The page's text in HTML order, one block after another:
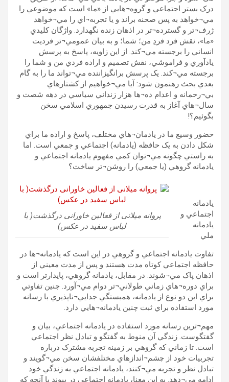
درک بستر اجتماعي و گروه¬هايي از «ما» است که موضوعي را
مي¬خواهد به پس صحنه براند و يا تجربه¬اي را مي¬خواهد
ژرف¬تر و گسترده¬تر در اذهان زنده نگهدارد. واژگان کليدي
«ما»، نقش فرد فردِ من؛ شما؛ و به بيان عمومي¬تر فرديت
انساني را برجسته مي¬کند. از اين زاويه، پاسخ به پرسش
يادآوري و فراموشي، نقش تصميم و اراده فردي من و شما را
برجسته مي¬کند. يک پرسش برانگيزاننده مي¬تواند ما را به گام
بعدي بحث رهنمون شود: آيا مي¬خواهيم از کشتارهاي
بي¬رحمانه و اعدام ده¬ها هزار زنداني سياسي در دهه شصت و
سال¬هاي آغاز به قدرت رسيدن جمهوري اسلامي سخن
بگوئيم؟!
حضور وسيع ما در يادمان¬هاي مختلف، پاسخ و اراده ما براي
شکل دادن به يک حافظه (يادمانه) اجتماعي و جمعي است. اما
به راستي چگونه مي¬توان کمي مفهوم يادمانه اجتماعي و
يادمانه گروهي (يا جمعي) را روشن¬تر ساخت؟
پروانه ميلانى از فعالين خاورانى درگذشت( با
لباس سفيد در عكس)
يادمانه
اجتماعي و
يادمانه
ملي
تفاوت يادمانه اجتماعي و گروهي در اين است که يادمانه¬ها در
حافظه اجتماعي کوتاه مدت هستند و پس از مدت معيني از
اذهان پاک مي¬شوند. در مقابل، يادمانه گروهي، پايدارتر است و
براي دوره¬هاي زماني طولاني¬تر دوام مي¬آورد. چنين تفاوتي
براي اين دو نوع از يادمانه، همبستگي جدايي¬ناپذيري با رسانه
مورد استفاده براي ثبت چنين يادمانه¬هايي دارد.
مهم¬ترين رسانه مورد استفاده در يادمانه اجتماعي، بيان و
گفتگوست. زندگي آن منوط به گفتگو و تبادل نظر اجتماعي
است. تا زماني که گروهي بر زمينه تجربه مشترک درباره
تجربيات خود از چشم¬اندازهاي مختلفشان سخن مي¬گويند و
تبادل نظر و تجربه مي¬کنند، يادمانه اجتماعي به زندگي خود
ادامه مي¬دهد. به اين معنا، يادمانه اجتماعي در پيوند با آنچه که